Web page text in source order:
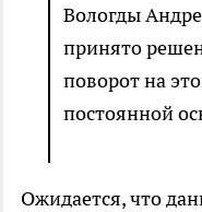
Вологды
принято
поворот на
постоянной
Ожидается, что